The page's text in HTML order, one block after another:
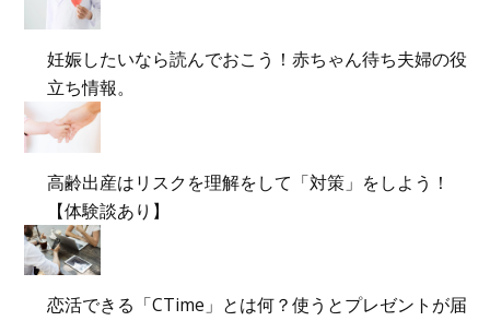
妊娠したいなら読んでおこう！赤ちゃん待ち夫婦の役
立ち情報。
高齢出産はリスクを理解をして「対策」をしよう！
【体験談あり】
恋活できる「CTime」とは何？使うとプレゼントが届